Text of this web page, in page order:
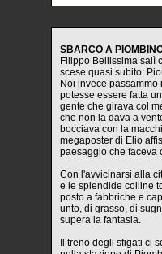
SBARCO A
Filippo Bellissima salì
scese quasi subito:
Noi invece
potesse essere fatta
gente che girava col
che non la dava a
bocciava con la
megaposter di Elio
paesaggio che faceva
Con l'avvicinarsi alla
e le splendide colline
posto a fabbriche e
unto, di grasso, di
supera la fantasia.
Il treno degli sfigati ci